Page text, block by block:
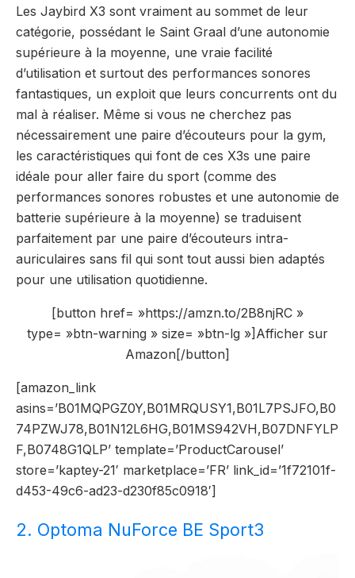
Les Jaybird X3 sont vraiment au sommet de leur
catégorie, possédant le Saint Graal d’une autonomie
supérieure à la moyenne, une vraie facilité
d’utilisation et surtout des performances sonores
fantastiques, un exploit que leurs concurrents ont du
mal à réaliser. Même si vous ne cherchez pas
nécessairement une paire d’écouteurs pour la gym,
les caractéristiques qui font de ces X3s une paire
idéale pour aller faire du sport (comme des
performances sonores robustes et une autonomie de
batterie supérieure à la moyenne) se traduisent
parfaitement par une paire d’écouteurs intra-
auriculaires sans fil qui sont tout aussi bien adaptés
pour une utilisation quotidienne.
[button href= »https://amzn.to/2B8njRC »
type= »btn-warning » size= »btn-lg »]Afficher sur
Amazon[/button]
[amazon_link
asins=’B01MQPGZ0Y,B01MRQUSY1,B01L7PSJFO,B0
74PZWJ78,B01N12L6HG,B01MS942VH,B07DNFYLP
F,B0748G1QLP’ template=’ProductCarousel’
store=’kaptey-21′ marketplace=’FR’ link_id=’1f72101f-
d453-49c6-ad23-d230f85c0918′]
2. Optoma NuForce BE Sport3